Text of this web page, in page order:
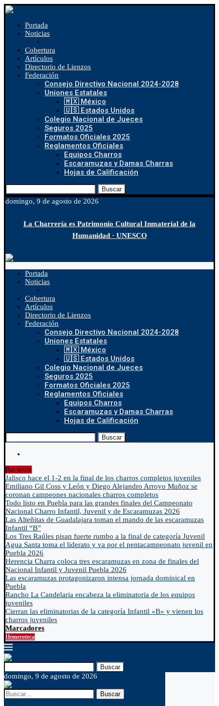
Portada
Noticias
Cobertura
Artículos
Directorio de Lienzos
Federación
Consejo Directivo Nacional 2024-2028
Uniones Estatales
🇲🇽 México
🇺🇸 Estados Unidos
Colegio Nacional de Jueces
Seguros 2025
Formatos Oficiales 2025
Reglamentos Oficiales
Equipos Charros
Escaramuzas y Damas Charras
Hojas de Calificación
Buscar
domingo, 9 de agosto de 2026
La Charrería es Patrimonio Cultural Inmaterial de la
Humanidad · UNESCO
Portada
Noticias
Cobertura
Artículos
Directorio de Lienzos
Federación
Consejo Directivo Nacional 2024-2028
Uniones Estatales
🇲🇽 México
🇺🇸 Estados Unidos
Colegio Nacional de Jueces
Seguros 2025
Formatos Oficiales 2025
Reglamentos Oficiales
Equipos Charros
Escaramuzas y Damas Charras
Hojas de Calificación
Buscar
Reciente
Jalisco hace el 1-2 en la final de los charros completos juveniles
Emiliano Gil Coss y León y Diego Alejandro Arroyo Muñoz se
coronan campeones nacionales charros completos
Todo listo en Puebla para las grandes finales del Campeonato
Nacional Charro Infantil, Juvenil y de Escaramuzas 2026
Las Alteñitas de Guadalajara toman el mando de las escaramuzas
Infantil “B”
Los Tres Raúles pisan fuerte rumbo a la final de categoría Juvenil
Agua Santa toma el liderato y va por el pentacampeonato juvenil en
Puebla 2026
Herencia Charra coloca tres escaramuzas en zona de finales del
Nacional Infantil y Juvenil Puebla 2026
Las escaramuzas protagonizaron intensa jornada dominical en
Puebla
Rancho La Candelaria encabeza la eliminatoria de los equipos
juveniles
Cierran las eliminatorias de la categoría Infantil «B» y vienen los
charros juveniles
Marcadores
Hemeroteca
Buscar
domingo, 9 de agosto de 2026
Buscar